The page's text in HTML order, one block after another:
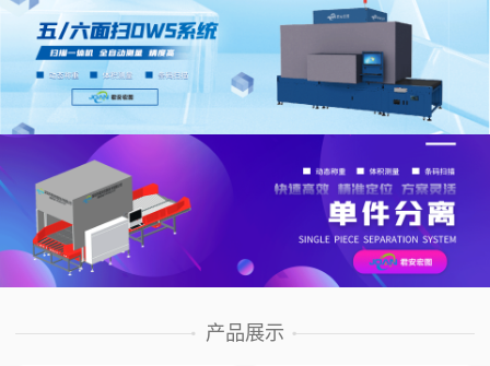
产品展示